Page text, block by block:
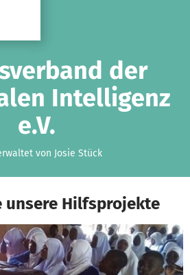
der
Intelligenz
e.V.
von Josie Stück
unsere Hilfsprojekte